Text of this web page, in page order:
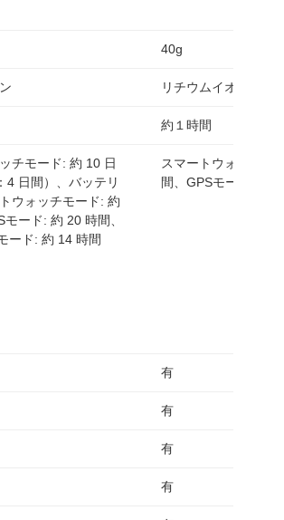
チモード: 約 10 日
4 日間）、バッテリ
ウォッチモード: 約
ード: 約 20 時間、
ード: 約 14 時間
40g
リチウムイオン
約１時間
スマートウォッチモ
間、GPSモード: 約
有
有
有
有